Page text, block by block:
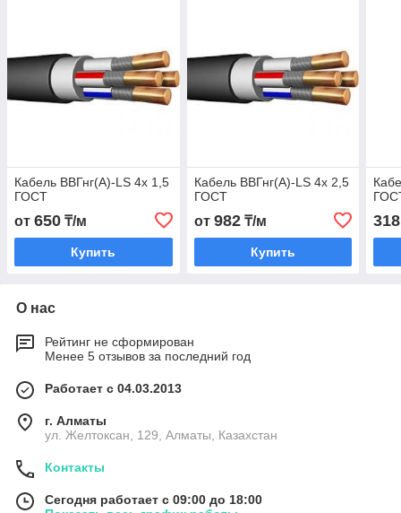
Кабель ВВГнг(А)-LS 4х 1,5
ГОСТ
от 650 ₸/м
Купить
Кабель ВВГнг(А)-LS 4х 2,5
ГОСТ
от 982₸/м
Купить
318
О нас
Рейтинг не сформирован
Менее 5 отзывов за последний год
Работает с 04.03.2013
г. Алматы
ул. Желтоксан, 129, Алматы, Казахстан
Контакты
Сегодня работает с 09:00 до 18:00